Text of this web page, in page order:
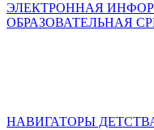
ЭЛЕКТРОННАЯ
ОБРАЗОВАТЕЛЬНАЯ
НАВИГАТОРЫ